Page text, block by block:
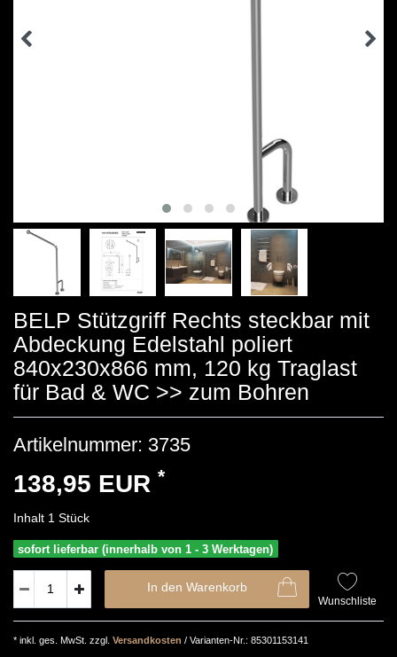
BELP Stützgriff Rechts steckbar mit
Abdeckung Edelstahl poliert
840x230x866 mm, 120 kg Traglast
für Bad & WC >> zum Bohren
Artikelnummer: 3735
138,95 EUR *
Inhalt 1 Stück
sofort lieferbar (innerhalb von 1 - 3 Werktagen)
In den Warenkorb
Wunschliste
* inkl. ges. MwSt. zzgl. Versandkosten / Varianten-Nr.: 85301153141